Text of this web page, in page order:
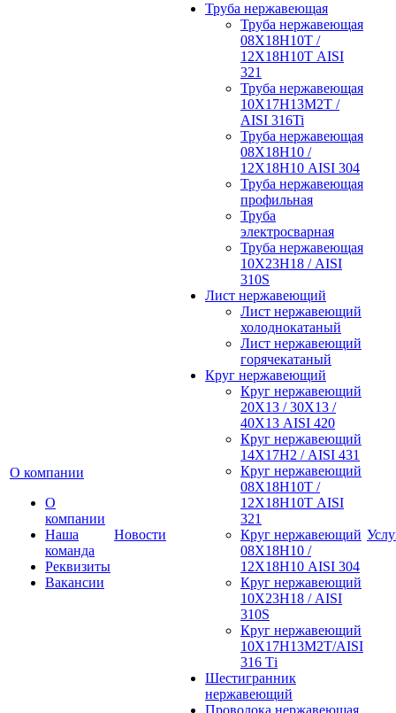
О компании
О
компании
Наша
команда
Реквизиты
Вакансии
Новости
Труба нержавеющая
Труба нержавеющая
08Х18Н10Т /
12Х18Н10Т AISI
321
Труба нержавеющая
10Х17Н13М2Т /
AISI 316Ti
Труба нержавеющая
08Х18Н10 /
12Х18Н10 AISI 304
Труба нержавеющая
профильная
Труба
электросварная
Труба нержавеющая
10Х23Н18 / AISI
310S
Лист нержавеющий
Лист нержавеющий
холоднокатаный
Лист нержавеющий
горячекатаный
Круг нержавеющий
Круг нержавеющий
20Х13 / 30Х13 /
40Х13 AISI 420
Круг нержавеющий
14Х17Н2 / AISI 431
Круг нержавеющий
08Х18Н10Т /
12Х18Н10Т AISI
321
Круг нержавеющий
08Х18Н10 /
12Х18Н10 AISI 304
Круг нержавеющий
10Х23Н18 / AISI
310S
Круг нержавеющий
10Х17Н13М2Т/AISI
316 Тi
Шестигранник
нержавеющий
Проволока нержавеющая